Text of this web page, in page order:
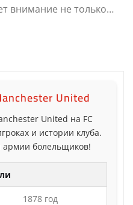
внимание не только…
United
United на FC
и истории клуба.
армии болельщиков!
1878 год